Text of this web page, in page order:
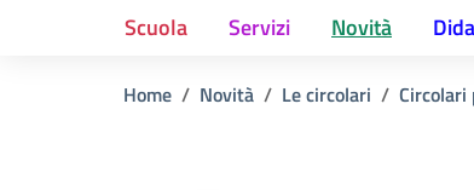
Scuola Servizi Novità
Home Novità Le circolari Circolari